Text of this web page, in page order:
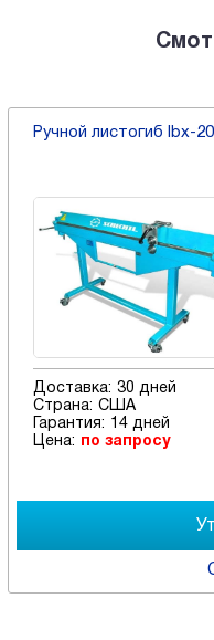
Ручной листогиб lbx-
Доставка: 30 дней
Страна: США
Гарантия:
14 дней
Цена:
по запросу